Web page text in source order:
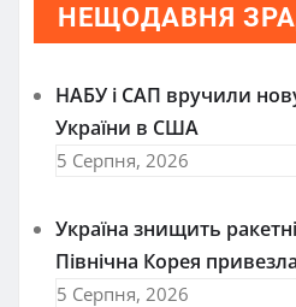
НЕЩОДАВНЯ
НАБУ і САП вручили
України в США
5 Серпня, 2026
Україна знищить
Північна Корея
5 Серпня, 2026